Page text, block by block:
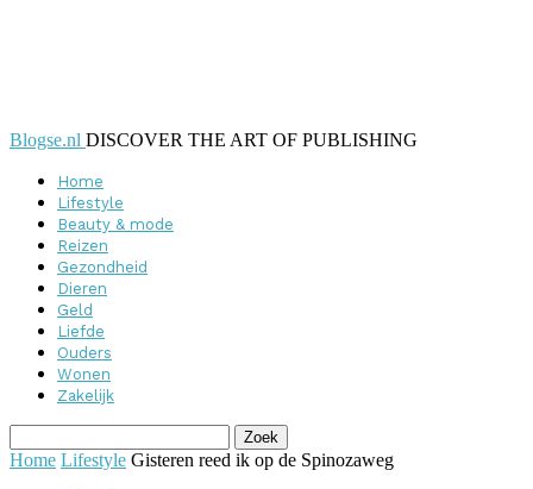
Blogse.nl DISCOVER THE ART OF PUBLISHING
Home
Lifestyle
Beauty & mode
Reizen
Gezondheid
Dieren
Geld
Liefde
Ouders
Wonen
Zakelijk
Home Lifestyle Gisteren reed ik op de Spinozaweg